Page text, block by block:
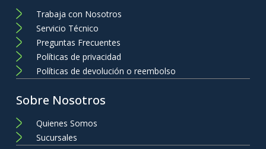
Trabaja con Nosotros
Servicio Técnico
Preguntas Frecuentes
Políticas de privacidad
Políticas de devolución o reembolso
Sobre Nosotros
Quienes Somos
Sucursales